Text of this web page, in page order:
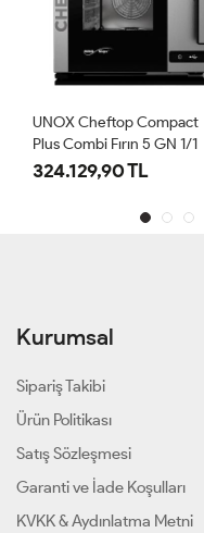
UNOX Cheftop Compact
Plus Combi Fırın 5 GN 1/1
Kapasiteli Elektrikli (XECC-
324.129,90 TL
Kurumsal
Sipariş Takibi
Ürün Politikası
Satış Sözleşmesi
Garanti ve İade Koşulları
KVKK & Aydınlatma Metni